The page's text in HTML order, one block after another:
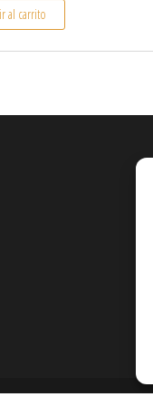
al carrito